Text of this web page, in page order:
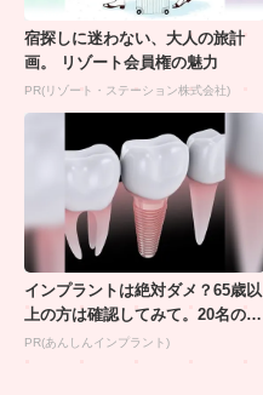
宿探しに迷わない、大人の旅計
画。 リゾート会員権の魅力
PR(リゾート・ステーション株式会社)
インプラントは絶対ダメ？65歳以
上の方は確認してみて。20名の歯
科医師監修のガイ...
PR(あんしんインプラント)